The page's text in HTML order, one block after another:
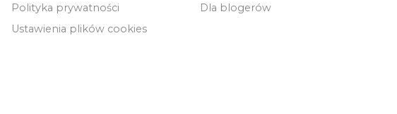
Polityka prywatności
Ustawienia plików cookies
Dla blogerów